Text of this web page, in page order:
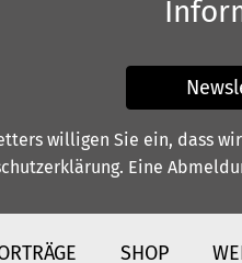
willigen Sie ein, dass
. Eine
SHOP